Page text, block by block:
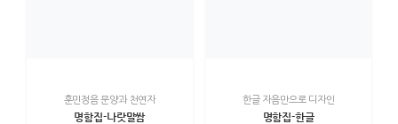
훈민정음 문양과 천연자
명함집-나랏말쌈
한글 자음만으로 디자인
명함집-한글